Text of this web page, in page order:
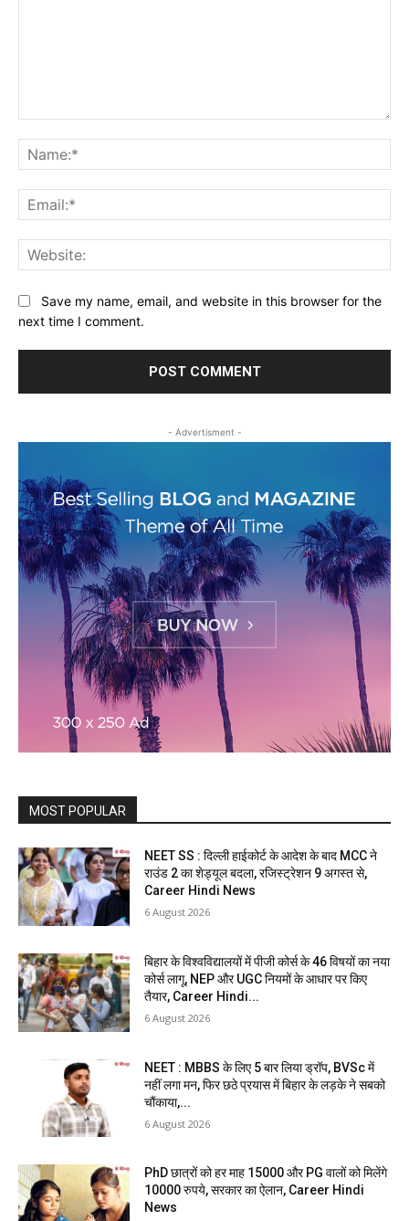
Save my name, email, and website in this browser for the
next time I comment.
- Advertisment -
MOST POPULAR
NEET SS : दिल्ली हाईकोर्ट के आदेश के बाद MCC ने
राउंड 2 का शेड्यूल बदला, रजिस्ट्रेशन 9 अगस्त से,
Career Hindi News
6 August 2026
बिहार के विश्वविद्यालयों में पीजी कोर्स के 46 विषयों का नया
कोर्स लागू, NEP और UGC नियमों के आधार पर किए
तैयार, Career Hindi...
6 August 2026
NEET : MBBS के लिए 5 बार लिया ड्रॉप, BVSc में
नहीं लगा मन, फिर छठे प्रयास में बिहार के लड़के ने सबको
चौंकाया,...
6 August 2026
PhD छात्रों को हर माह 15000 और PG वालों को मिलेंगे
10000 रुपये, सरकार का ऐलान, Career Hindi
News